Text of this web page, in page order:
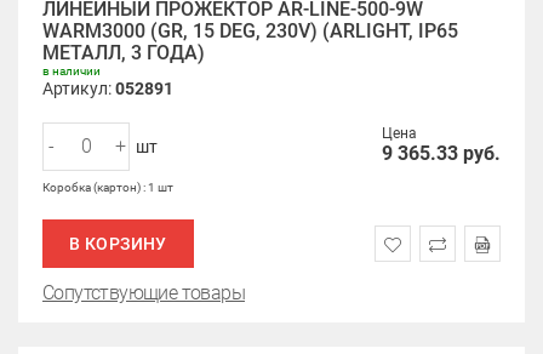
ЛИНЕЙНЫЙ ПРОЖЕКТОР AR-LINE-500-9W
WARM3000 (GR, 15 DEG, 230V) (ARLIGHT, IP65
МЕТАЛЛ, 3 ГОДА)
в наличии
Артикул:052891
Цена
9 365.33 руб.
- + шт
Коробка (картон) : 1 шт
В КОРЗИНУ
Сопутствующие товары